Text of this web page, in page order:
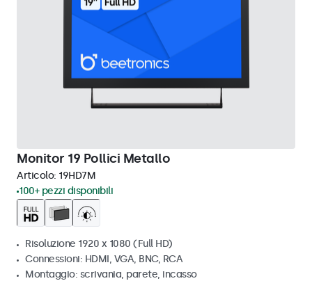
Monitor 19 Pollici Metallo
Articolo: 19HD7M
100+ pezzi disponibili
Risoluzione 1920 x 1080 (Full HD)
Connessioni: HDMI, VGA, BNC, RCA
Montaggio: scrivania, parete, incasso